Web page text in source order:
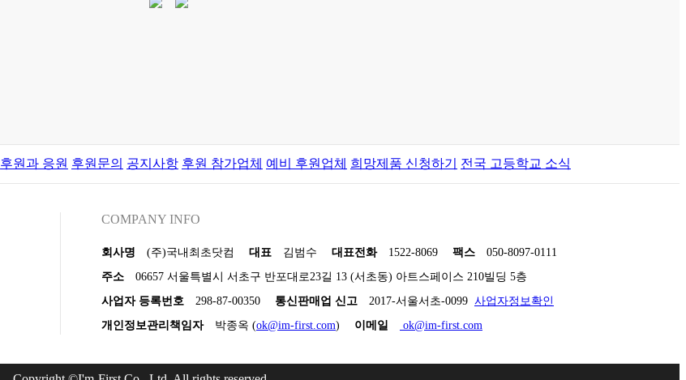
후원과 응원 후원문의 공지사항 후원 참가업체 예비 후원업체 희망제품 신청하기 전국 고등학교 소식
COMPANY INFO
회사명 (주)국내최초닷컴 대표 김범수 대표전화 1522-8069 팩스
050-8097-0111
주소
06657 서울특별시 서초구 반포대로23길 13 (서초동) 아트스페이스 210빌딩 5층
사업자 등록번호
298-87-00350 통신판매업 신고 2017-서울서초-0099 사업자정보확인
개인정보관리책임자
박종옥 (ok@im-first.com) 이메일 ok@im-first.com